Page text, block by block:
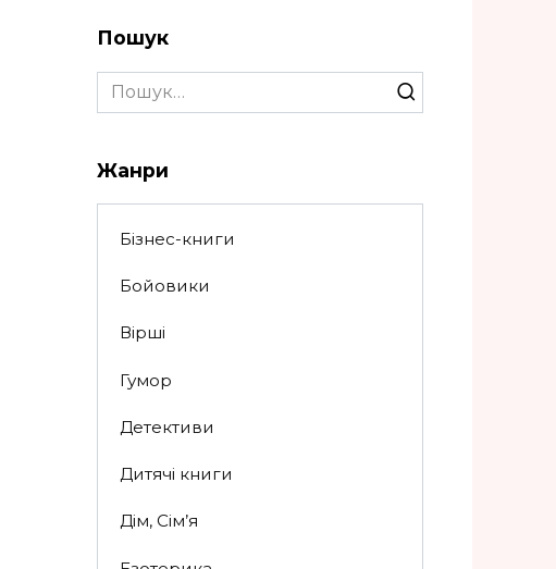
Пошук
Search
for:
Жанри
Бізнес-книги
Бойовики
Вірші
Гумор
Детективи
Дитячі книги
Дім, Сім’я